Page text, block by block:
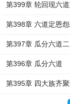
第399章 轮回现六
第398章 六道定恩
第397章 瓜分六道二
第396章 瓜分六道
第395章 四大族齐